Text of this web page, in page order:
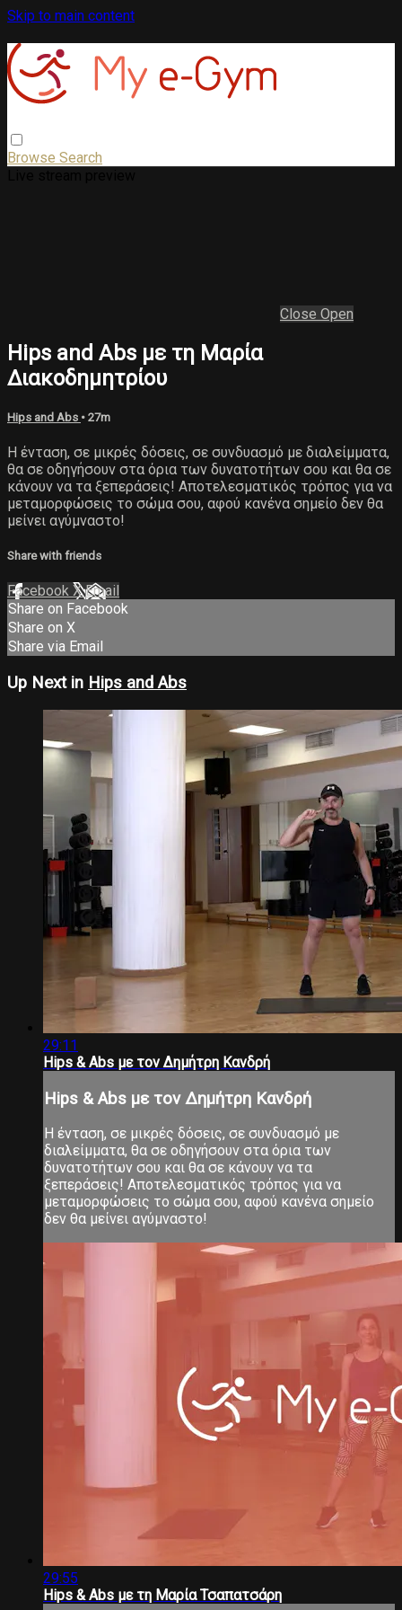
Skip to main content
Browse Search
Close Open
Hips and Abs με τη Μαρία
Διακοδημητρίου
Hips and Abs • 27m
Η ένταση, σε μικρές δόσεις, σε συνδυασμό με διαλείμματα,
θα σε οδηγήσουν στα όρια των δυνατοτήτων σου και θα σε
κάνουν να τα ξεπεράσεις! Αποτελεσματικός τρόπος για να
μεταμορφώσεις το σώμα σου, αφού κανένα σημείο δεν θα
μείνει αγύμναστο!
Share with friends
Facebook XEmail
Share on Facebook
Share on X
Share via Email
Up Next in Hips and Abs
29:11
Hips & Abs με τον Δημήτρη Κανδρή
Hips & Abs με τον Δημήτρη Κανδρή
Η ένταση, σε μικρές δόσεις, σε συνδυασμό με
διαλείμματα, θα σε οδηγήσουν στα όρια των
δυνατοτήτων σου και θα σε κάνουν να τα
ξεπεράσεις! Αποτελεσματικός τρόπος για να
μεταμορφώσεις το σώμα σου, αφού κανένα σημείο
δεν θα μείνει αγύμναστο!
29:55
Hips & Abs με τη Μαρία Τσαπατσάρη